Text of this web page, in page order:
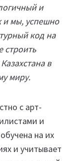
и
и мы, успешно
код на
строить
в
миру.
с арт-
и
на их
и учитывает